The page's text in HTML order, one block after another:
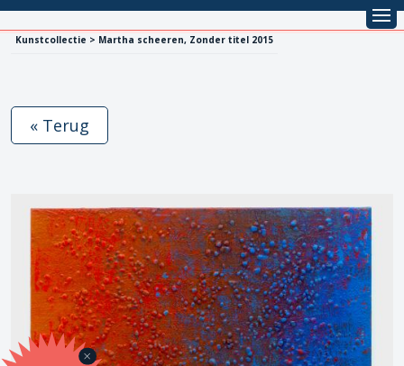
Kunstcollectie > Martha scheeren, Zonder titel 2015
« Terug